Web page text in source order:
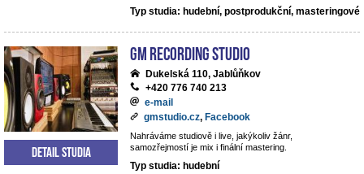
Typ studia: hudební, postprodukční, masteringové
GM Recording Studio
Dukelská 110, Jablůňkov
+420 776 740 213
e-mail
gmstudio.cz, Facebook
Nahráváme studiově i live, jakýkoliv žánr,
samozřejmostí je mix i finální mastering.
Typ studia: hudební
Detail studia